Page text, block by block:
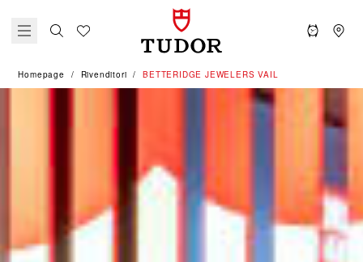
Homepage Rivenditori ‭BETTERIDGE JEWELERS VAIL‬